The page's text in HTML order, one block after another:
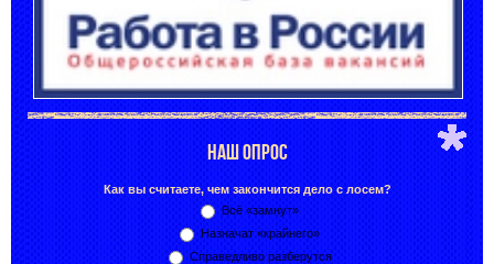
НАШ ОПРОС
Как вы считаете, чем закончится дело с лосем?
Всё «замнут»
Назначат «крайнего»
Справедливо разберутся